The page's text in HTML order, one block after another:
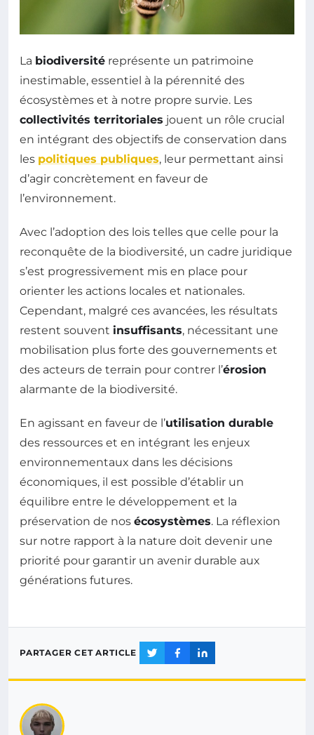
La biodiversité représente un patrimoine
inestimable, essentiel à la pérennité des
écosystèmes et à notre propre survie. Les
collectivités territoriales jouent un rôle crucial
en intégrant des objectifs de conservation dans
les politiques publiques, leur permettant ainsi
d’agir concrètement en faveur de
l’environnement.
Avec l’adoption des lois telles que celle pour la
reconquête de la biodiversité, un cadre juridique
s’est progressivement mis en place pour
orienter les actions locales et nationales.
Cependant, malgré ces avancées, les résultats
restent souvent insuffisants, nécessitant une
mobilisation plus forte des gouvernements et
des acteurs de terrain pour contrer l’érosion
alarmante de la biodiversité.
En agissant en faveur de l’utilisation durable
des ressources et en intégrant les enjeux
environnementaux dans les décisions
économiques, il est possible d’établir un
équilibre entre le développement et la
préservation de nos écosystèmes. La réflexion
sur notre rapport à la nature doit devenir une
priorité pour garantir un avenir durable aux
générations futures.
PARTAGER CET ARTICLE